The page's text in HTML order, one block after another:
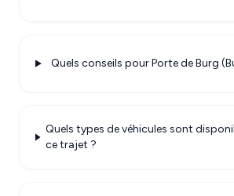
Quels conseils pour Porte de Burg
Quels types de véhicules sont
ce trajet ?